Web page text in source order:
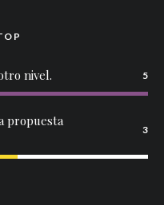
nivel. 5
propuesta
3